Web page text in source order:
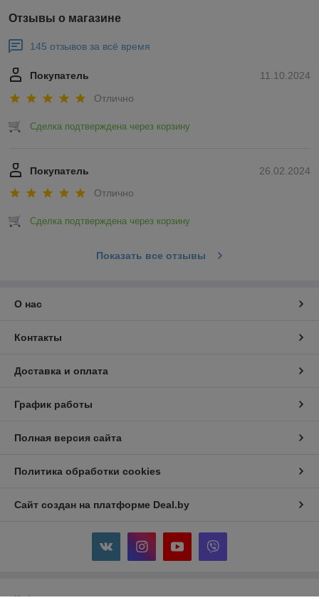
Отзывы о магазине
145 отзывов за всё время
11.10.2024
Покупатель
Отлично
Сделка подтверждена через корзину
26.02.2024
Покупатель
Отлично
Сделка подтверждена через корзину
Показать все отзывы
О нас
Контакты
Доставка и оплата
График работы
Полная версия сайта
Политика обработки cookies
Сайт создан на платформе Deal.by
Информация для покупателя